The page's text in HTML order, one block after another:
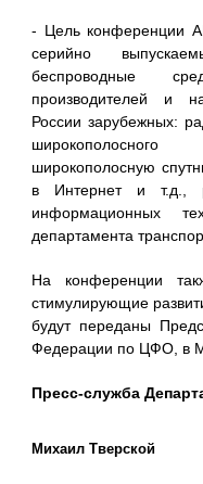
- Цель конференции
серийно
беспроводные
производителей и
России зарубежных:
широкополосную
в Интернет и т.д.,
информационных
департамента
На конференции
стимулирующие
будут переданы
Федерации по ЦФО, в
Пресс-служба
Михаил Тверской